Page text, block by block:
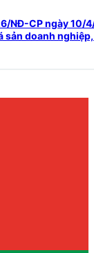
NĐ-CP ngày
sản doanh